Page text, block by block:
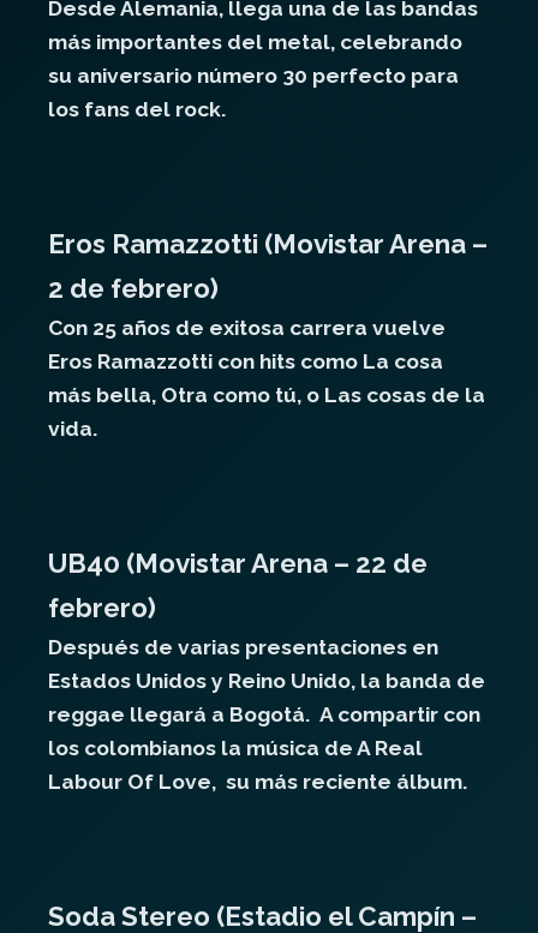
Desde Alemania, llega una de las bandas
más importantes del metal, celebrando
su aniversario número 30 perfecto para
los fans del rock.
Eros Ramazzotti (Movistar Arena –
2 de febrero)
Con 25 años de exitosa carrera vuelve
Eros Ramazzotti con hits como La cosa
más bella, Otra como tú, o Las cosas de la
vida.
UB40 (Movistar Arena – 22 de
febrero)
Después de varias presentaciones en
Estados Unidos y Reino Unido, la banda de
reggae llegará a Bogotá. A compartir con
los colombianos la música de A Real
Labour Of Love, su más reciente álbum.
Soda Stereo (Estadio el Campín –